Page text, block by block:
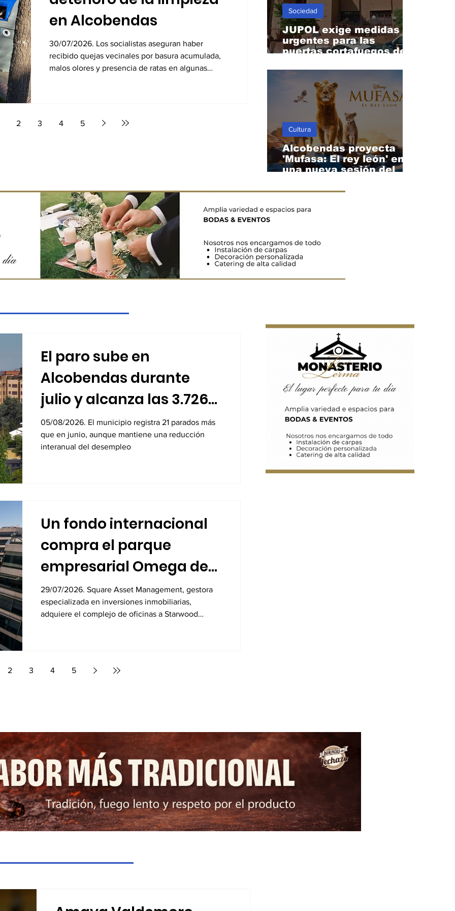
en Alcobendas
30/07/2026. Los socialistas aseguran haber
recibido quejas vecinales por basura acumulada,
malos olores y presencia de ratas en algunas
2 3 4 5
JUPOL exige medidas
urgentes para las
puertas cortafuegos de
Alcobendas
Sociedad
Alcobendas proyecta
'Mufasa: El rey león' en
una nueva sesión del
Cultura
El paro sube en
Alcobendas durante
julio y alcanza las 3.726
personas desempleadas
05/08/2026. El municipio registra 21 parados más
que en junio, aunque mantiene una reducción
interanual del desempleo
Un fondo internacional
compra el parque
empresarial Omega de
Alcobendas por 104
millones
29/07/2026. Square Asset Management, gestora
especializada en inversiones inmobiliarias,
adquiere el complejo de oficinas a Starwood
2 3 4 5